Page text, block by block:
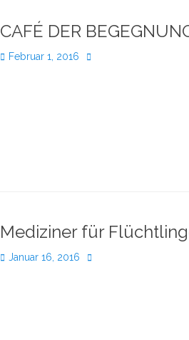
CAFÉ DER
Veröffentlicht
Februar 1, 2016 Autor
Mediziner für
Veröffentlicht
Januar 16, 2016 Autor